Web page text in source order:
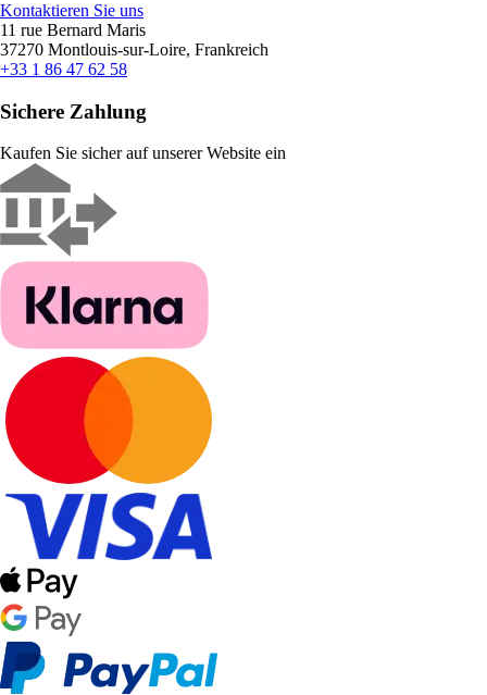
Kontaktieren Sie uns
11 rue Bernard Maris
37270 Montlouis-sur-Loire, Frankreich
+33 1 86 47 62 58
Sichere Zahlung
Kaufen Sie sicher auf unserer Website ein